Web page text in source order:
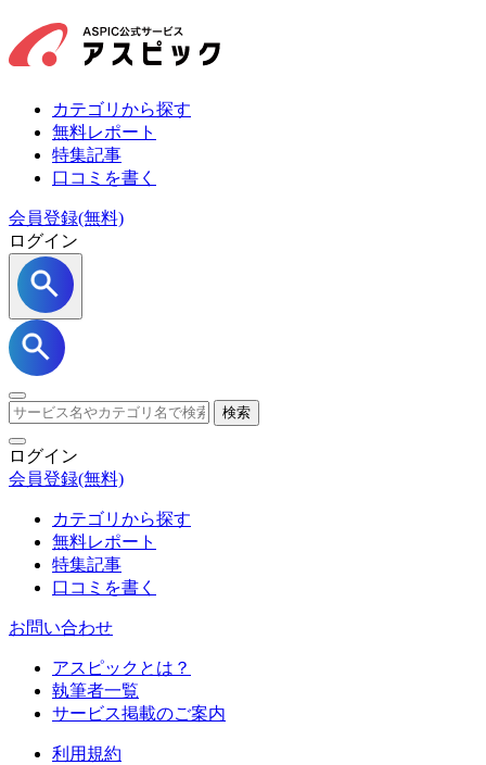
カテゴリから探す
無料レポート
特集記事
口コミを書く
会員登録(無料)
ログイン
検索
ログイン
会員登録(無料)
カテゴリから探す
無料レポート
特集記事
口コミを書く
お問い合わせ
アスピックとは？
執筆者一覧
サービス掲載のご案内
利用規約